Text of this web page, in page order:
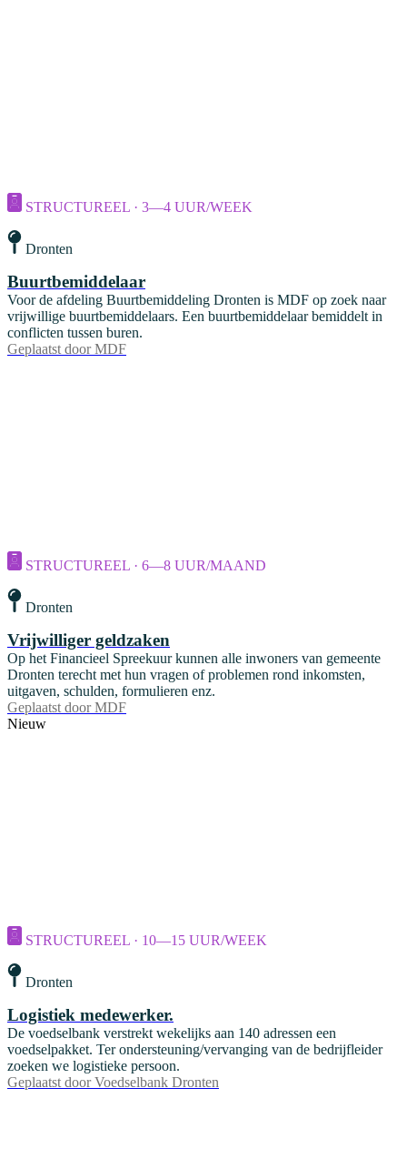
STRUCTUREEL · 3—4 UUR/WEEK
Dronten
Buurtbemiddelaar
Voor de afdeling Buurtbemiddeling Dronten is MDF op zoek naar
vrijwillige buurtbemiddelaars. Een buurtbemiddelaar bemiddelt in
conflicten tussen buren.
Geplaatst door MDF
STRUCTUREEL · 6—8 UUR/MAAND
Dronten
Vrijwilliger geldzaken
Op het Financieel Spreekuur kunnen alle inwoners van gemeente
Dronten terecht met hun vragen of problemen rond inkomsten,
uitgaven, schulden, formulieren enz.
Geplaatst door MDF
Nieuw
STRUCTUREEL · 10—15 UUR/WEEK
Dronten
Logistiek medewerker.
De voedselbank verstrekt wekelijks aan 140 adressen een
voedselpakket. Ter ondersteuning/vervanging van de bedrijfleider
zoeken we logistieke persoon.
Geplaatst door Voedselbank Dronten